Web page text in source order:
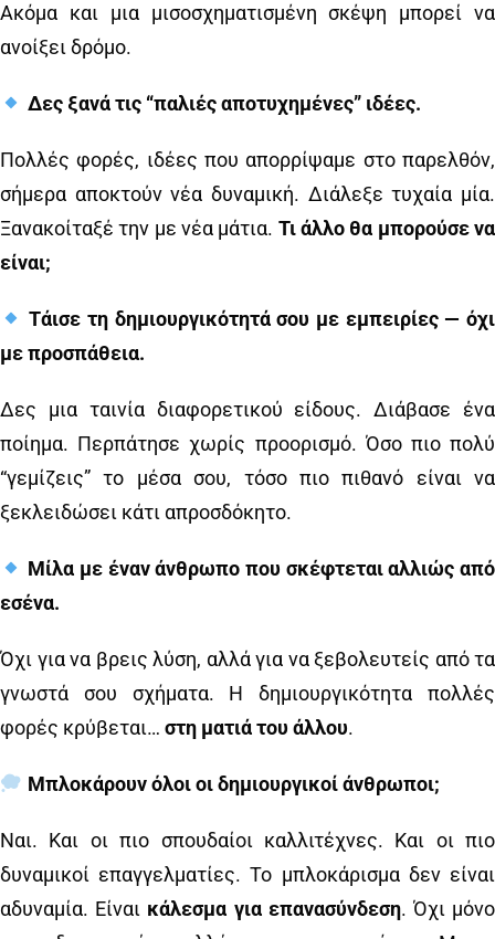
Ακόμα και μια μισοσχηματισμένη σκέψη μπορεί να
ανοίξει δρόμο.
Δες ξανά τις “παλιές αποτυχημένες” ιδέες.
Πολλές φορές, ιδέες που απορρίψαμε στο παρελθόν,
σήμερα αποκτούν νέα δυναμική. Διάλεξε τυχαία μία.
Ξανακοίταξέ την με νέα μάτια. Τι άλλο θα μπορούσε να
είναι;
Τάισε τη δημιουργικότητά σου με εμπειρίες — όχι
με προσπάθεια.
Δες μια ταινία διαφορετικού είδους. Διάβασε ένα
ποίημα. Περπάτησε χωρίς προορισμό. Όσο πιο πολύ
“γεμίζεις” το μέσα σου, τόσο πιο πιθανό είναι να
ξεκλειδώσει κάτι απροσδόκητο.
Μίλα με έναν άνθρωπο που σκέφτεται αλλιώς από
εσένα.
Όχι για να βρεις λύση, αλλά για να ξεβολευτείς από τα
γνωστά σου σχήματα. Η δημιουργικότητα πολλές
φορές κρύβεται… στη ματιά του άλλου.
Μπλοκάρουν όλοι οι δημιουργικοί άνθρωποι;
Ναι. Και οι πιο σπουδαίοι καλλιτέχνες. Και οι πιο
δυναμικοί επαγγελματίες. Το μπλοκάρισμα δεν είναι
αδυναμία. Είναι κάλεσμα για επανασύνδεση. Όχι μόνο